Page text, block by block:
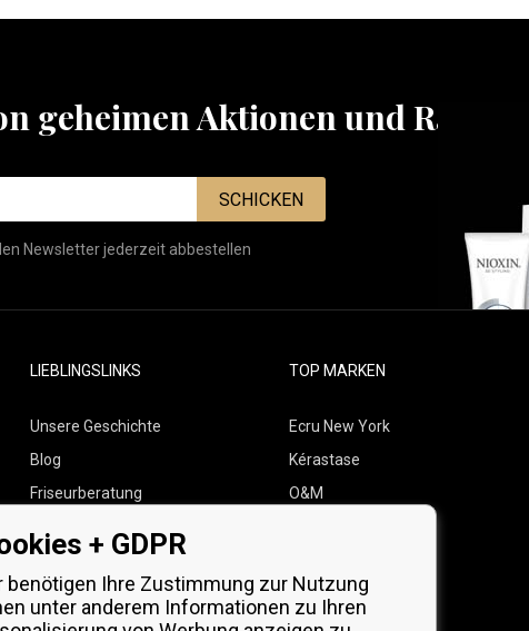
geheimen Aktionen und Rabatten
SCHICKEN
Newsletter jederzeit abbestellen
LIEBLINGSLINKS
Unsere Geschichte
Blog
Friseurberatung
Kostenlose Produktproben
TOP MARKEN
Ecru New York
Kérastase
O&M
Zenz Organic
+ GDPR
benötigen Ihre Zustimmung zur Nutzung
unter anderem Informationen zu Ihren